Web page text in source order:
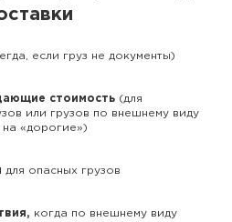
если груз не документы)
стоимость (для
или грузов по внешнему виду
«дорогие»)
для опасных грузов
когда по внешнему виду